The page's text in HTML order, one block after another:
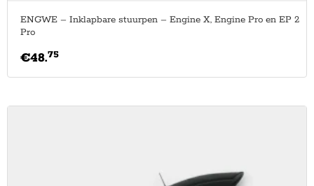
ENGWE – Inklapbare stuurpen – Engine X, Engine Pro en EP 2
Pro
€48.75